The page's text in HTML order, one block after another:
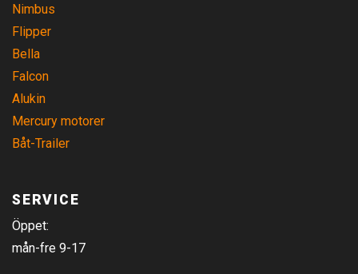
Nimbus
Flipper
Bella
Falcon
Alukin
Mercury motorer
Båt-Trailer
SERVICE
Öppet:
mån-fre 9-17